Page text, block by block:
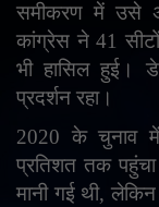
समीकरण में उसे
कांग्रेस ने 41
भी हासिल हुई।
प्रदर्शन रहा।
2020 के चुनाव
प्रतिशत तक
मानी गई थी, लेकिन